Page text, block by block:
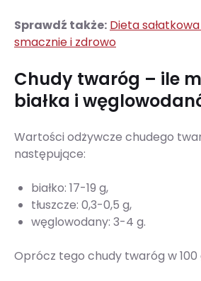
Sprawdź także: Dieta
smacznie i zdrowo
Chudy twaróg – ile
białka i
Wartości odżywcze chudego
następujące:
białko: 17-19 g,
tłuszcze: 0,3-0,5 g,
węglowodany: 3-4 g.
Oprócz tego chudy twaróg w